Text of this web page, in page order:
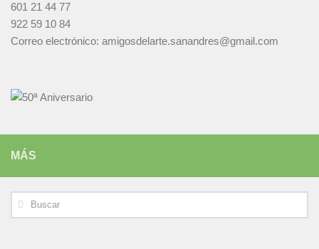
601 21 44 77
922 59 10 84
Correo electrónico: amigosdelarte.sanandres@gmail.com
MÁS